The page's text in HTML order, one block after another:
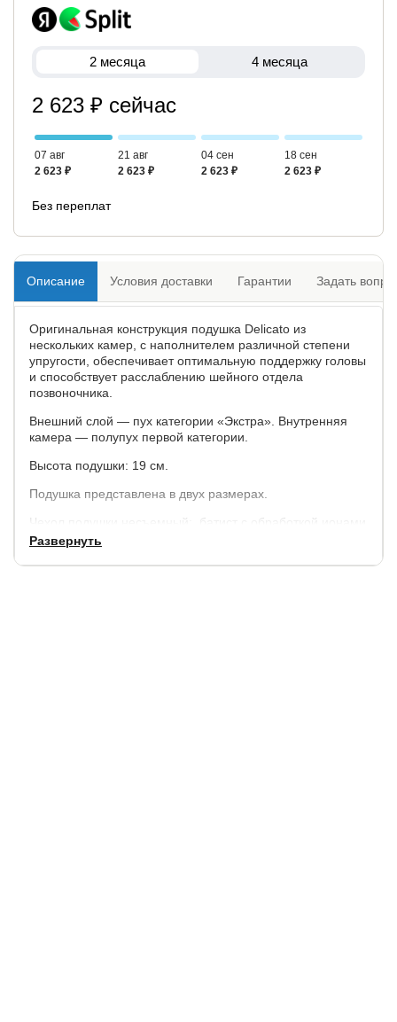
2 месяца 4 месяца
2 623 ₽ сейчас
07 авг
2 623 ₽
21 авг
2 623 ₽
04 сен
2 623 ₽
18 сен
2 623 ₽
Без переплат
Описание Условия доставки Гарантии Задать
Оригинальная конструкция подушка Delicato из
нескольких камер, с наполнителем различной степени
упругости, обеспечивает оптимальную поддержку головы
и способствует расслаблению шейного отдела
позвоночника.
Внешний слой — пух категории «Экстра». Внутренняя
камера — полупух первой категории.
Высота подушки: 19 см.
Подушка представлена в двух размерах.
Чехол подушки несъемный: батист с обработкой ионами
серебра (100% хлопок), очень комфортный
Развернуть